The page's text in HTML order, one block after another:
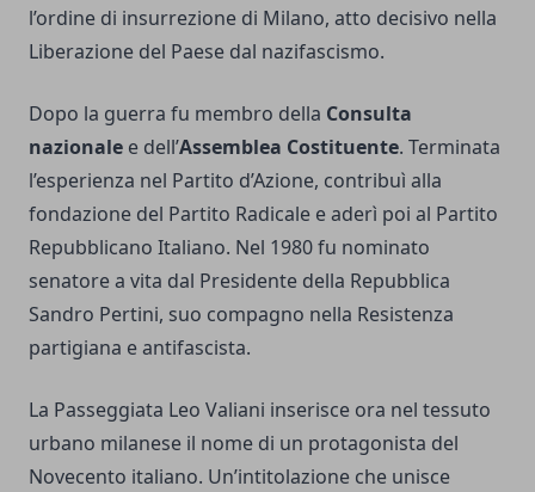
l’ordine di insurrezione di Milano, atto decisivo nella
Liberazione del Paese dal nazifascismo.
Dopo la guerra fu membro della Consulta
nazionale e dell’Assemblea Costituente. Terminata
l’esperienza nel Partito d’Azione, contribuì alla
fondazione del Partito Radicale e aderì poi al Partito
Repubblicano Italiano. Nel 1980 fu nominato
senatore a vita dal Presidente della Repubblica
Sandro Pertini, suo compagno nella Resistenza
partigiana e antifascista.
La Passeggiata Leo Valiani inserisce ora nel tessuto
urbano milanese il nome di un protagonista del
Novecento italiano. Un’intitolazione che unisce